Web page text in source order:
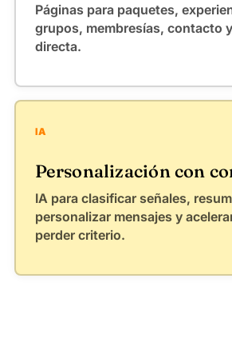
Páginas para paquetes,
grupos, membresías, contacto
directa.
IA
Personalización con
IA para clasificar señales,
personalizar mensajes y
perder criterio.